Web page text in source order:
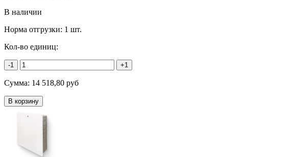
В наличии
Норма отгрузки: 1 шт.
Кол-во единиц:
-1 +1
Сумма: 14 518,80 руб